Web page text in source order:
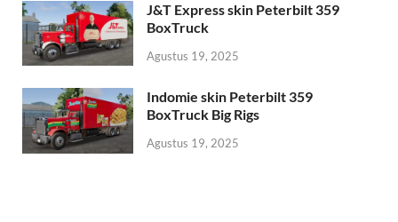
J&T Express skin Peterbilt 359
BoxTruck
Agustus 19, 2025
Indomie skin Peterbilt 359
BoxTruck Big Rigs
Agustus 19, 2025